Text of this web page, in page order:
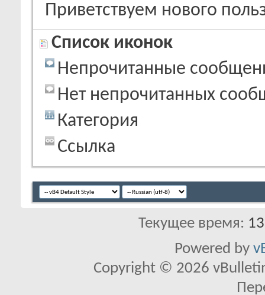
Приветствуем нового
Список иконок
Непрочитанные
Нет непрочитанных
Категория
Ссылка
Текущее время:
Powered by
Copyright © 2026